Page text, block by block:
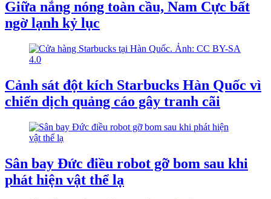
Giữa nắng nóng toàn cầu, Nam Cực bất
ngờ lạnh kỷ lục
Cảnh sát đột kích Starbucks Hàn Quốc vì
chiến dịch quảng cáo gây tranh cãi
Sân bay Đức điều robot gỡ bom sau khi
phát hiện vật thể lạ